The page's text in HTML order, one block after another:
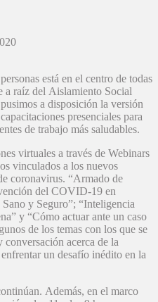
está en el centro de todas
a raíz del Aislamiento Social
a disposición la versión
presenciales para
de trabajo más saludables.
virtuales a través de Webinars
vinculados a los nuevos
coronavirus. “Armado de
del COVID-19 en
y Seguro”; “Inteligencia
y “Cómo actuar ante un caso
de los temas con los que se
acerca de la
un desafío inédito en la
Además, en el marco